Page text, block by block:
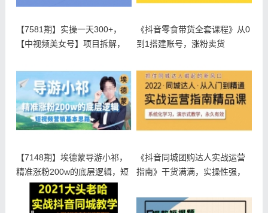
【7581期】实操一天300+，
【中视频美女号】项目拆解，
《抖音零食带货全套课程》从0
到1搭建账号，涨粉卖货
【7148期】埃德蒙导游小祁，
精准涨粉200w的底层逻辑，短
《抖音同城团购达人实战运营
指南》干货满满，实操性强，